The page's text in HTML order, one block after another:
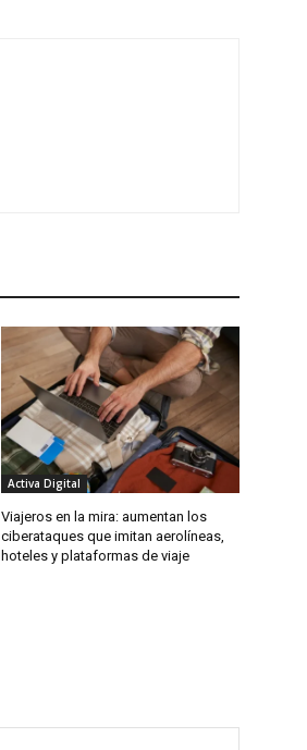
Activa Digital
Viajeros en la mira: aumentan los
ciberataques que imitan aerolíneas,
hoteles y plataformas de viaje